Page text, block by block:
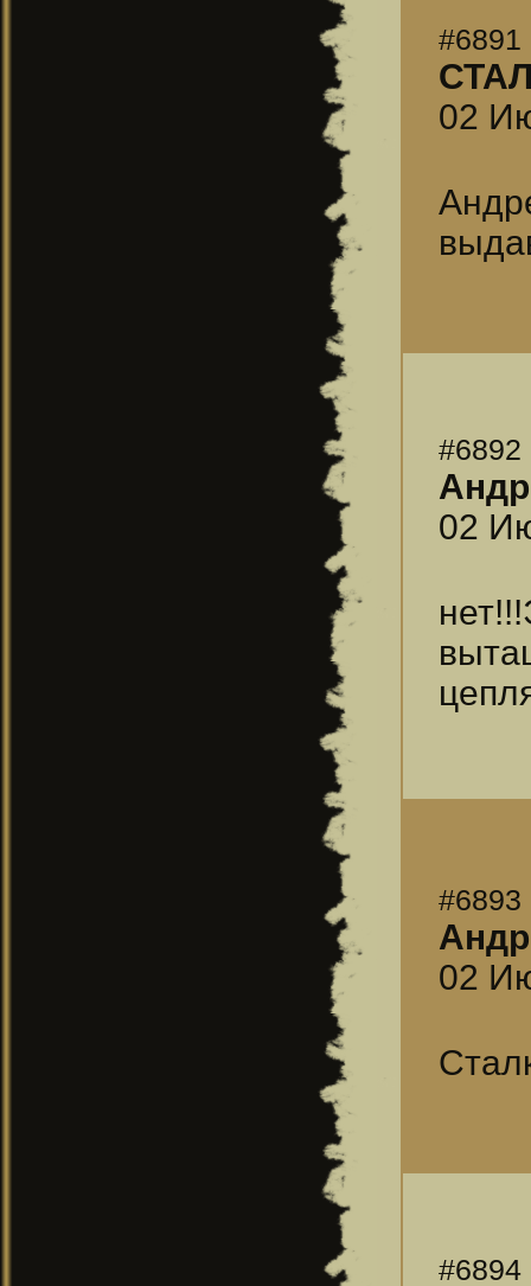
#6891
02
#6892
02
#6893
02
#6894